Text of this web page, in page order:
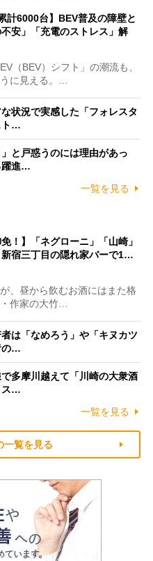
計6000台】BEV普及の障壁と
安」「充電のストレス」解
（BEV）シフト」の潮流も、
に見える。…
状況で実感した「フォレスタ
ト…
と戸惑うのには理由があっ
躍進…
一覧を見る
！】「ネグローニ」「山崎」
新宿三丁目の隠れ家バーで1…
、昼から飲むお酒にはまた格
作家の大竹…
は「なめろう」や「キヌカツ
の…
多摩川越えて「川崎の大衆酒
ス…
一覧を見る
一覧を見る